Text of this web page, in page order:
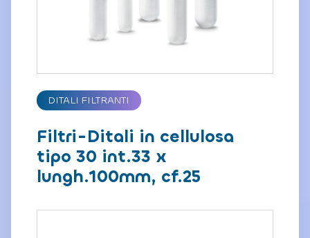
DITALI FILTRANTI
Filtri-Ditali in cellulosa
tipo 30 int.33 x
lungh.100mm, cf.25